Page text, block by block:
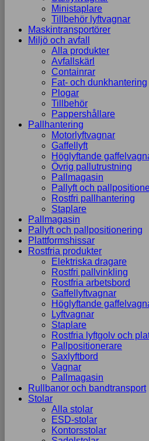
Ministaplare
Tillbehör lyftvagnar
Maskintransportörer
Miljö och avfall
Alla produkter
Avfallskärl
Containrar
Fat- och dunkhantering
Plogar
Tillbehör
Pappershållare
Pallhantering
Motorlyftvagnar
Gaffellyft
Höglyftande
Övrig pallutrustning
Pallmagasin
Pallyft och
Rostfri pallhantering
Staplare
Pallmagasin
Pallyft och pallpositionering
Plattformshissar
Rostfria produkter
Elektriska dragare
Rostfri pallvinkling
Rostfria arbetsbord
Gaffellyftvagnar
Höglyftande
Lyftvagnar
Staplare
Rostfria lyftgolv och
Pallpositionerare
Saxlyftbord
Vagnar
Pallmagasin
Rullbanor och bandtransport
Stolar
Alla stolar
ESD-stolar
Kontorsstolar